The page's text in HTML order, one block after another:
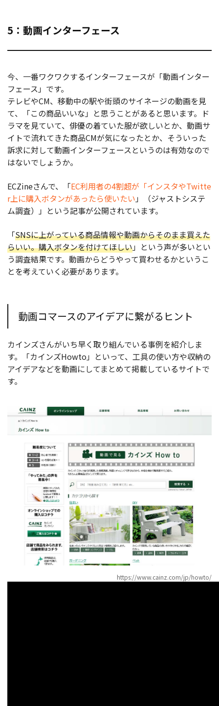
5：動画インターフェース
今、一番ワクワクするインターフェースが「動画インター
フェース」です。
テレビやCM、移動中の駅や街頭のサイネージの動画を見
て、「この商品いいな」と思うことがあると思います。ド
ラマを見ていて、俳優の着ていた服が欲しいとか、動画サ
イトで流れてきた商品CMが気になったとか、そういった
訴求に対して動画インターフェースというのは有効なので
はないでしょうか。
ECZineさんで、「EC利用者の4割超が「インスタやTwitte
r上に購入ボタンがあったら使いたい 」（ジャストシステ
ム調査）」という記事が公開されています。
「SNSに上がっている商品情報や動画からそのまま買えた
らいい。購入ボタンを付けてほしい」という声が多いとい
う調査結果です。動画からどうやって買わせるかというこ
とを考えていく必要があります。
動画コマースのアイデアに繋がるヒント
カインズさんがいち早く取り組んでいる事例を紹介しま
す。「カインズHowto」といって、工具の使い方や収納の
アイデアなどを動画にしてまとめて掲載しているサイトで
す。
https://www.cainz.com/jp/howto/